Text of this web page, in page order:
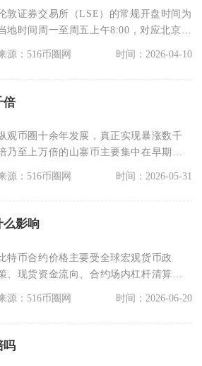
敦证券交易所（LSE）的常规开盘时间为
地时间周一至周五上午8:00，对应北京时
间夏令时
源：516币圈网 时间：2026-04-10
倍
观币圈十余年发展，真正实现暴涨数千
乃至上万倍的山寨币主要集中在早期主
源：516币圈网 时间：2026-05-31
么影响
特币合约价格主要受全球宏观货币政
、现货资金流向、合约场内杠杆清算、
源：516币圈网 时间：2026-06-20
吗